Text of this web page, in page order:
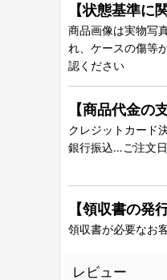
【状態基準に
商品画像は実物写
れ、ケースの傷等
認ください
【商品代金の
クレジットカード
銀行振込…ご注文
【領収書の発
領収書が必要なお
レビュー